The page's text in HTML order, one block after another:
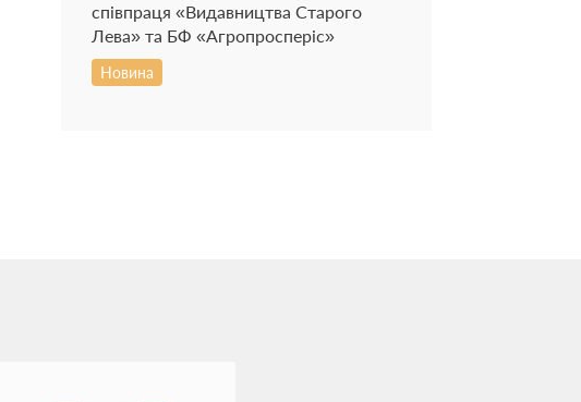
співпраця «Видавництва Старого
Лева» та БФ «Агропросперіс»
Новина